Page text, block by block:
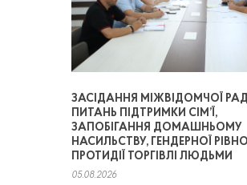
ЗАСІДАННЯ МІЖВІДОМЧОЇ
ПИТАНЬ ПІДТРИМКИ СІМ’Ї,
ЗАПОБІГАННЯ ДОМАШНЬОМУ
НАСИЛЬСТВУ, ГЕНДЕРНОЇ
ПРОТИДІЇ ТОРГІВЛІ ЛЮДЬМИ
05.08.2026